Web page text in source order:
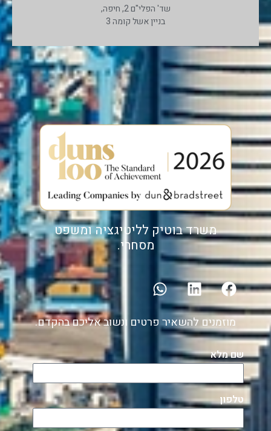
שד' הפלי"ם 2, חיפה,
בניין אשל קומה 3
משרד בוטיק לליטיגציה ומשפט
מסחרי.
מוזמנים להשאיר פרטים ונשוב אליכם בהקדם.
שם מלא
טלפון